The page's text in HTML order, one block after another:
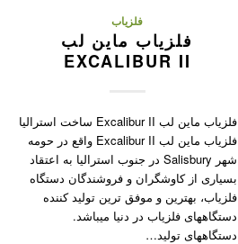
فلزیاب
فلزیاب ماین لب
EXCALIBUR II
فلزیاب ماین لب Excalibur II ساخت استرالیا
فلزیاب ماین لب Excalibur II واقع در حومه
شهر Salisbury در جنوب استرالیا به اعتقاد
بسیاری از کاوشگران و فروشندگان دستگاه
فلزیاب، بهترین و موفق ترین تولید کننده
دستگاههای فلزیاب در دنیا میباشد.
دستگاههای تولید…